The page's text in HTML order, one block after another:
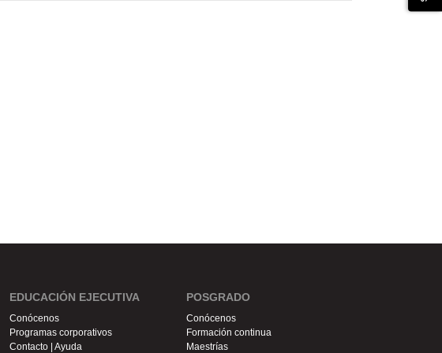
EDUCACIÓN EJECUTIVA
Conócenos
Programas corporativos
Contacto | Ayuda
POSGRADO
Conócenos
Formación continua
Maestrías